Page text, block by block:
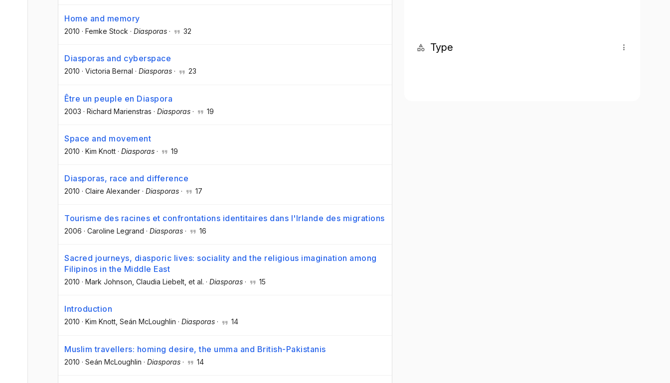
Home and memory
2010 · Femke Stock · Diasporas · 32
Diasporas and cyberspace
2010 · Victoria Bernal · Diasporas · 23
Être un peuple en Diaspora
2003 · Richard Marienstras · Diasporas · 19
Space and movement
2010 · Kim Knott · Diasporas · 19
Diasporas, race and difference
2010 · Claire Alexander · Diasporas · 17
Tourisme des racines et confrontations identitaires dans l'Irlande des migrations
2006 · Caroline Legrand · Diasporas · 16
Sacred journeys, diasporic lives: sociality and the religious imagination among
Filipinos in the Middle East
2010 · Mark Johnson , Claudia Liebelt , et al. · Diasporas · 15
Introduction
2010 · Kim Knott , Seán McLoughlin · Diasporas · 14
Muslim travellers: homing desire, the umma and British-Pakistanis
2010 · Seán McLoughlin · Diasporas · 14
Type